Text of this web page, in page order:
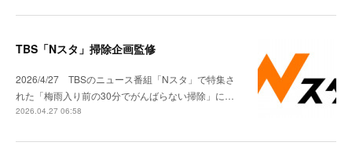
TBS「Nスタ」掃除企画監修
2026/4/27 TBSのニュース番組「Nスタ」で特集さ
れた「梅雨入り前の30分でがんばらない掃除」に…
2026.04.27 06:58